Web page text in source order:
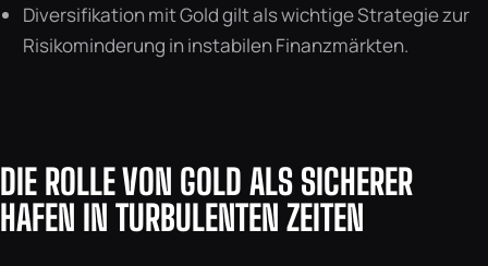
Diversifikation mit Gold gilt als wichtige Strategie zur
Risikominderung in instabilen Finanzmärkten.
DIE ROLLE VON GOLD ALS SICHERER
HAFEN IN TURBULENTEN ZEITEN